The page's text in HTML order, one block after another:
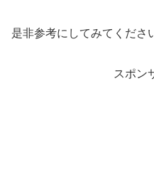
是非参考にしてみてくださ
スポン